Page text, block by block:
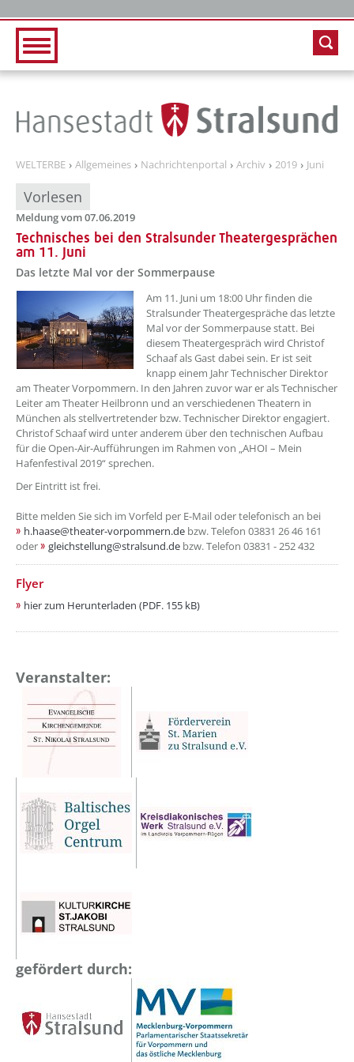
WELTERBE Allgemeines Nachrichtenportal Archiv 2019 Juni
Vorlesen
Meldung vom 07.06.2019
Technisches bei den Stralsunder Theatergesprächen
am 11. Juni
Das letzte Mal vor der Sommerpause
Am 11. Juni um 18:00 Uhr finden die
Stralsunder Theatergespräche das letzte
Mal vor der Sommerpause statt. Bei
diesem Theatergespräch wird Christof
Schaaf als Gast dabei sein. Er ist seit
knapp einem Jahr Technischer Direktor
am Theater Vorpommern. In den Jahren zuvor war er als Technischer
Leiter am Theater Heilbronn und an verschiedenen Theatern in
München als stellvertretender bzw. Technischer Direktor engagiert.
Christof Schaaf wird unter anderem über den technischen Aufbau
für die Open-Air-Aufführungen im Rahmen von „AHOI – Mein
Hafenfestival 2019“ sprechen.
Der Eintritt ist frei.
Bitte melden Sie sich im Vorfeld per E-Mail oder telefonisch an bei
h.haase@theater-vorpommern.de bzw. Telefon 03831 26 46 161
oder
gleichstellung@stralsund.de bzw. Telefon 03831 - 252 432
Flyer
hier zum Herunterladen (PDF. 155 kB)
Veranstalter:
gefördert durch: